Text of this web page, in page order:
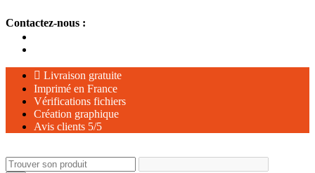
au
contenu
Contactez-nous :
Livraison gratuite
Imprimé en France
Vérifications fichiers
Création graphique
Avis clients 5/5